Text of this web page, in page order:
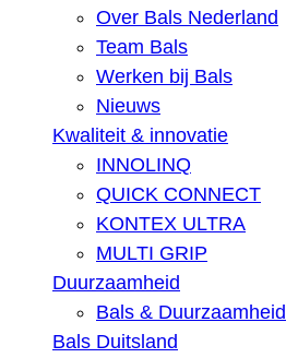
Over Bals Nederland
Team Bals
Werken bij Bals
Nieuws
Kwaliteit & innovatie
INNOLINQ
QUICK CONNECT
KONTEX ULTRA
MULTI GRIP
Duurzaamheid
Bals & Duurzaamheid
Bals Duitsland